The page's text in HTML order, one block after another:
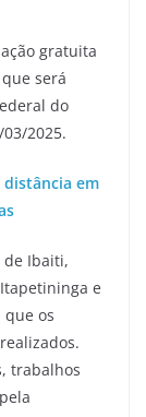
gratuita
será
do
2025.
distância em
de Ibaiti,
e
que os
trabalhos